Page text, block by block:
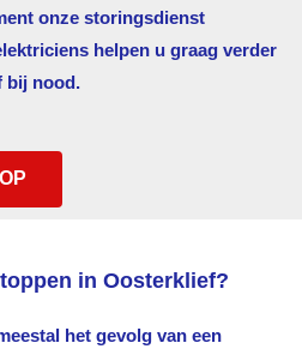
onze storingsdienst
helpen u graag verder
bij nood.
in Oosterklief?
het gevolg van een